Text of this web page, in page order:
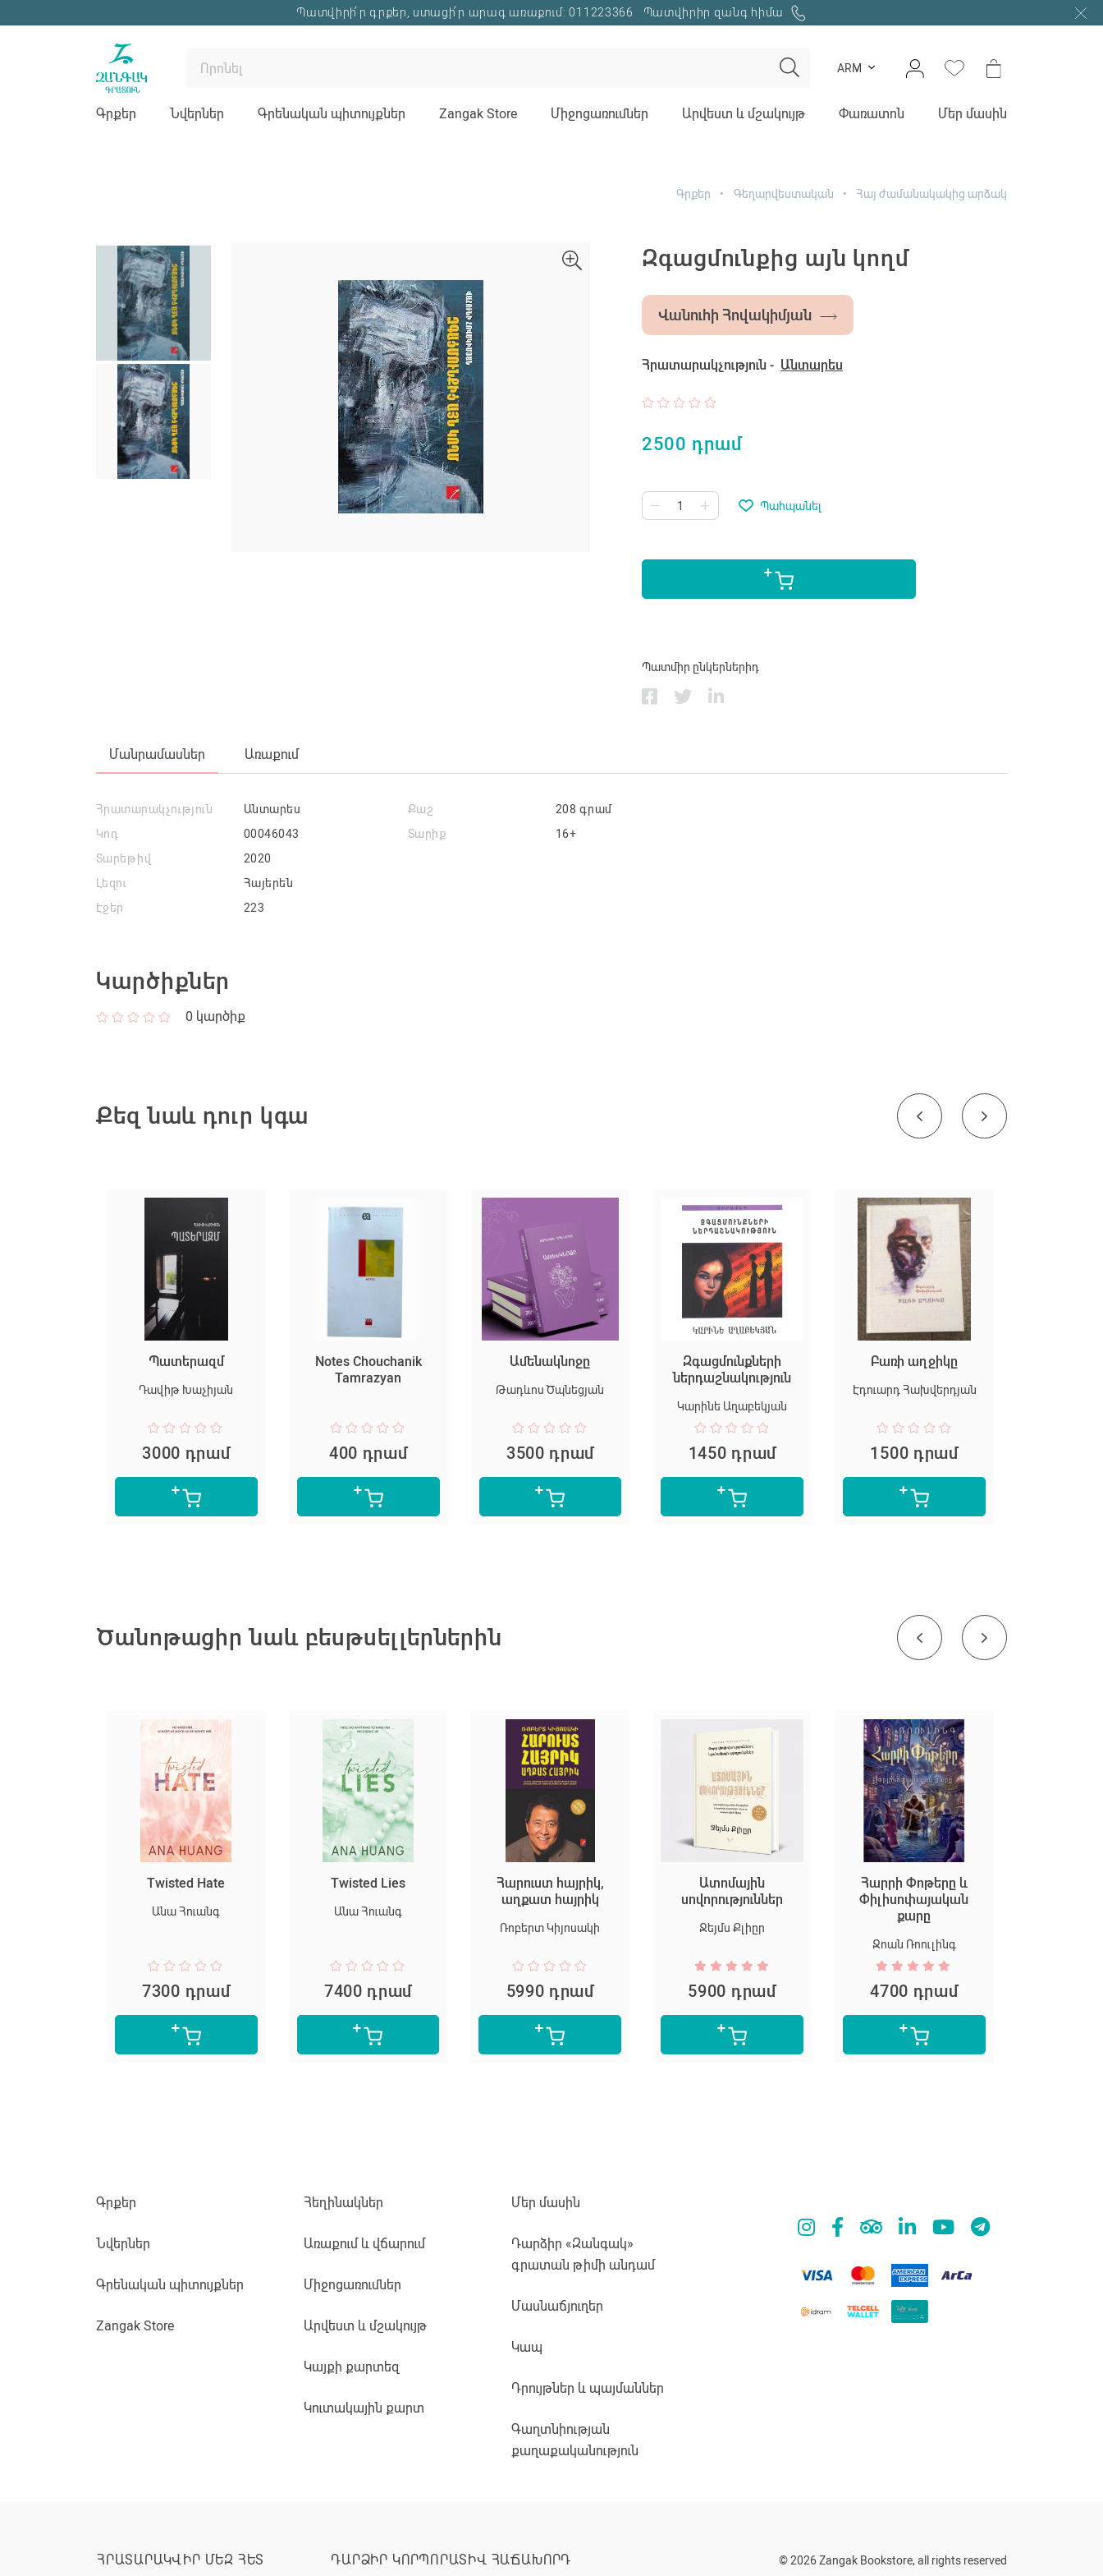
Պատվիրի՛ր գրքեր, ստացի՛ր արագ առաքում: 011223366 Պատվիրիր զանգ հիմա
ARM
Գրքեր Նվերներ Գրենական պիտույքներ Zangak Store Միջոցառումներ Արվեստ և մշակույթ Փառատոն Մեր մասին
Գրքեր Գեղարվեստական Հայ ժամանակակից արձակ
Զգացմունքից այն կողմ
Վանուհի Հովակիմյան
Հրատարակչություն - Անտարես
2500 դրամ
Պահպանել
Պատմիր ընկերներիդ
Մանրամասներ Առաքում
Հրատարակչություն
Անտարես
Կոդ
00046043
Տարեթիվ
2020
Լեզու
Հայերեն
Էջեր
223
Քաշ
208 գրամ
Տարիք
16+
Կարծիքներ
0 կարծիք
Քեզ նաև դուր կգա
Պատերազմ
Դավիթ Խաչիյան
3000 դրամ
Notes Chouchanik
Tamrazyan
400 դրամ
Ամենակնոջը
Թադևոս Ծպնեցյան
3500 դրամ
Զգացմունքների
ներդաշնակություն
Կարինե Աղաբեկյան
1450 դրամ
Բառի աղջիկը
Էդուարդ Հախվերդյան
1500 դրամ
Ծանոթացիր նաև բեսթսելլերներին
Twisted Hate
Անա Հուանգ
7300 դրամ
Twisted Lies
Անա Հուանգ
7400 դրամ
Հարուստ հայրիկ,
աղքատ հայրիկ
Ռոբերտ Կիյոսակի
5990 դրամ
Ատոմային
սովորություններ
Ջեյմս Քլիըր
5900 դրամ
Հարրի Փոթերը և
Փիլիսոփայական
քարը
Ջոան Ռոուլինգ
4700 դրամ
Գրքեր
Նվերներ
Գրենական պիտույքներ
Zangak Store
Հեղինակներ
Առաքում և վճարում
Միջոցառումներ
Արվեստ և մշակույթ
Կայքի քարտեզ
Կուտակային քարտ
Մեր մասին
Դարձիր «Զանգակ»
գրատան թիմի անդամ
Մասնաճյուղեր
Կապ
Դրույթներ և պայմաններ
Գաղտնիության
քաղաքականություն
ՀՐԱՏԱՐԱԿՎԻՐ ՄԵԶ ՀԵՏ ԴԱՐՁԻՐ ԿՈՐՊՈՐԱՏԻՎ ՀԱՃԱԽՈՐԴ © 2026 Zangak Bookstore, all rights reserved